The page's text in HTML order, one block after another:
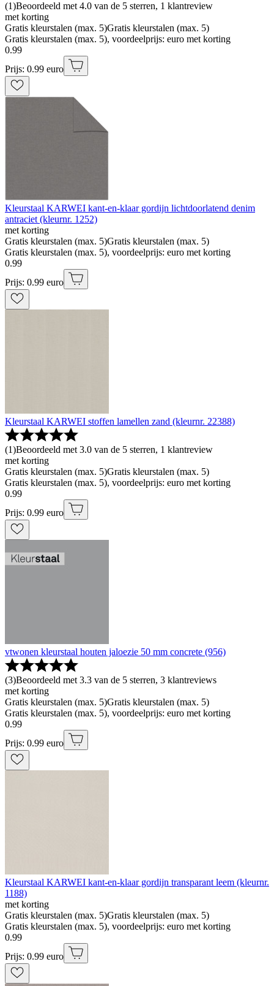
(1)Beoordeeld met 4.0 van de 5 sterren, 1 klantreview
met korting
Gratis kleurstalen (max. 5)Gratis kleurstalen (max. 5)
Gratis kleurstalen (max. 5), voordeelprijs: euro met korting
0.99
Prijs: 0.99 euro
Kleurstaal KARWEI kant-en-klaar gordijn lichtdoorlatend denim
antraciet (kleurnr. 1252)
met korting
Gratis kleurstalen (max. 5)Gratis kleurstalen (max. 5)
Gratis kleurstalen (max. 5), voordeelprijs: euro met korting
0.99
Prijs: 0.99 euro
Kleurstaal KARWEI stoffen lamellen zand (kleurnr. 22388)
(1)Beoordeeld met 3.0 van de 5 sterren, 1 klantreview
met korting
Gratis kleurstalen (max. 5)Gratis kleurstalen (max. 5)
Gratis kleurstalen (max. 5), voordeelprijs: euro met korting
0.99
Prijs: 0.99 euro
vtwonen kleurstaal houten jaloezie 50 mm concrete (956)
(3)Beoordeeld met 3.3 van de 5 sterren, 3 klantreviews
met korting
Gratis kleurstalen (max. 5)Gratis kleurstalen (max. 5)
Gratis kleurstalen (max. 5), voordeelprijs: euro met korting
0.99
Prijs: 0.99 euro
Kleurstaal KARWEI kant-en-klaar gordijn transparant leem (kleurnr.
1188)
met korting
Gratis kleurstalen (max. 5)Gratis kleurstalen (max. 5)
Gratis kleurstalen (max. 5), voordeelprijs: euro met korting
0.99
Prijs: 0.99 euro